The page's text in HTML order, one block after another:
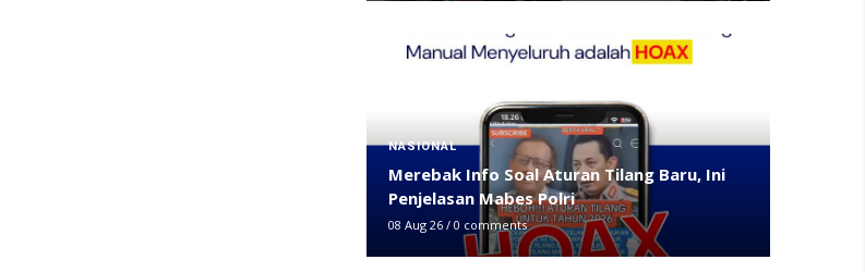
NASIONAL
Merebak Info Soal Aturan Tilang Baru, Ini
Penjelasan Mabes Polri
08 Aug 26 / 0 comments